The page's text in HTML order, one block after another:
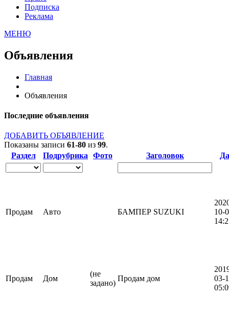
Подписка
Реклама
МЕНЮ
Объявления
Главная
Объявления
Последние объявления
ДОБАВИТЬ ОБЪЯВЛЕНИЕ
Показаны записи 61-80 из 99.
Раздел
Подрубрика Фото Заголовок
Продам Авто БАМПЕР SUZUKI
10-
Продам Дом
(не
задано)
Продам дом
03-